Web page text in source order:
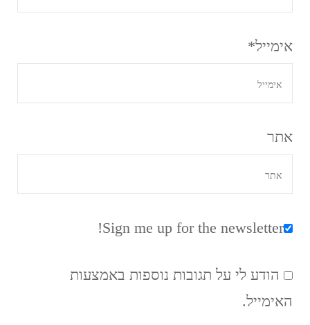
אימייל*
אתר
Sign me up for the newsletter!
הודע לי על תגובות נוספות באמצעות
האימייל.